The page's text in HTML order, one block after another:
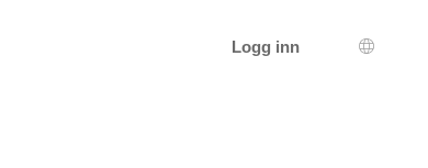
Logg inn